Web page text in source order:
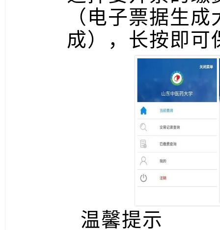
（电子票据生
成），长按即可
温馨提示